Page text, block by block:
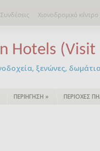
Συνδέσεις Χιονοδρομικό
Hotels (Visit
ξενώνες,
ΠΕΡΙΗΓΗΣΗ » ΠΕΡΙΟΧΕΣ